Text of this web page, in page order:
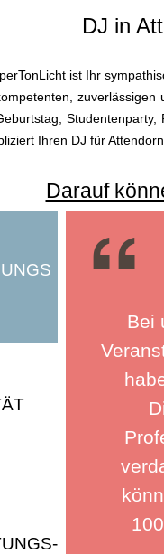
DJ in
ist Ihr
Ihren DJ für
Darauf
Bei